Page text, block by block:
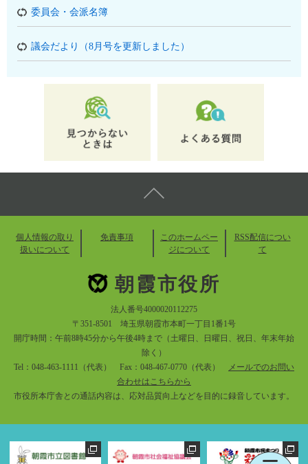
委員会・会派名簿
議会だより（8月号を更新しました）
個人情報の取り
扱いについて
免責事項
このホームペー
ジについて
RSS配信につい
て
朝霞市役所
法人番号4000020112275
〒351-8501 埼玉県朝霞市本町一丁目1番1号
開庁時間：午前8時45分から午後4時まで（土曜日、日曜日、祝日、年末年始
除く）
Tel：048-463-1111（代表） Fax：048-467-0770（代表）
メールでのお問い
合わせはこちらから
市役所本庁舎との通話内容は、応対品質向上などを目的に録音しています。